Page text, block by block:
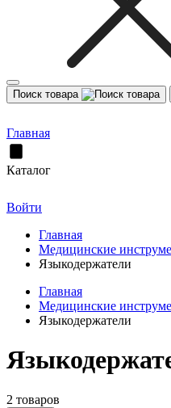
Поиск товара
Главная
Каталог
Войти
Главная
Медицинские
Языкодержатели
Главная
Медицинские
Языкодержатели
2 товаров